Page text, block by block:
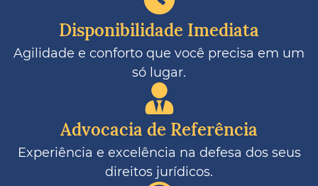
Disponibilidade Imediata
Agilidade e conforto que você precisa em um
só lugar.
Advocacia de Referência
Experiência e excelência na defesa dos seus
direitos jurídicos.